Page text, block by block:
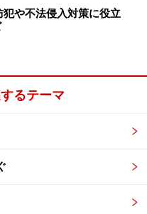
や不法侵入対策に役立
るテーマ